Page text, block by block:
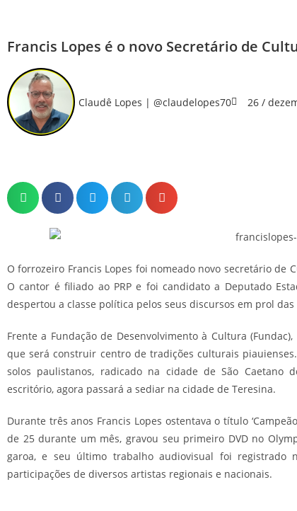
Francis Lopes é o novo Secretário de
Claudê Lopes | @claudelopes70 26 /
O forrozeiro Francis Lopes foi nomeado novo secretário de
O cantor é filiado ao PRP e foi candidato a Deputado
despertou a classe política pelos seus discursos em prol
Frente a Fundação de Desenvolvimento à Cultura
que será construir centro de tradições culturais
solos paulistanos, radicado na cidade de São Caetano
escritório, agora passará a sediar na cidade de Teresina.
Durante três anos Francis Lopes ostentava o título
de 25 durante um mês, gravou seu primeiro DVD no
garoa, e seu último trabalho audiovisual foi registrado
participações de diversos artistas regionais e nacionais.